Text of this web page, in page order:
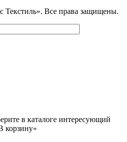
Все права защищены.
в каталоге интересующий
корзину»